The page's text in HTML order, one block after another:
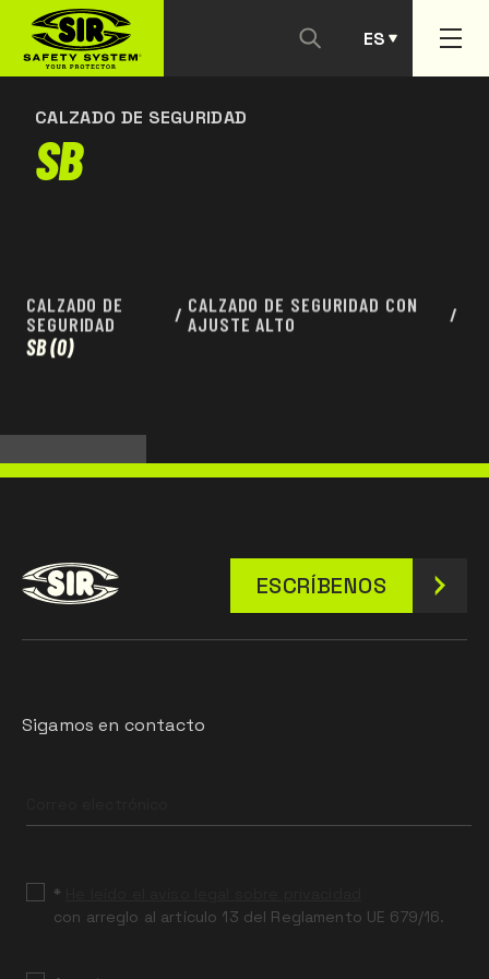
ES
PT
CALZADO DE SEGURIDAD
SB
CALZADO DE
SEGURIDAD
/ CALZADO DE SEGURIDAD CON
AJUSTE ALTO
/
SB(0)
ESCRÍBENOS
Sigamos en contacto
field
*
con arreglo al artículo 13 del Reglamento UE 679/16.
CONTACTANOS